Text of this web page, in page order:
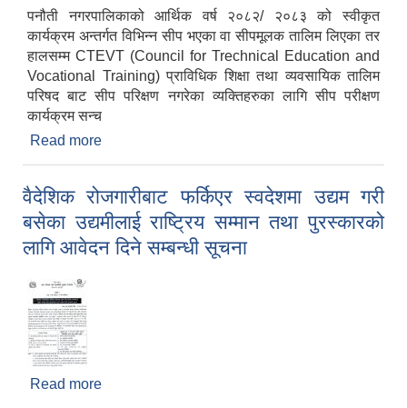
पनौती नगरपालिकाको आर्थिक वर्ष २०८२/ २०८३ को स्वीकृत
कार्यक्रम अन्तर्गत विभिन्न सीप भएका वा सीपमूलक तालिम लिएका तर
हालसम्म CTEVT (Council for Trechnical Education and
Vocational Training) प्राविधिक शिक्षा तथा व्यवसायिक तालिम
परिषद बाट सीप परिक्षण नगरेका व्यक्तिहरुका लागि सीप परीक्षण
कार्यक्रम सन्च
Read more
शिक्षा तथा व्यवसायिक तालिम परिषद बाट सीप परिक्षण
नगरेका व्यक्तिहरुका लागि सीप परीक्षण कार्यक्रम सन्चालन
गर्ने बारे सूचना
वैदेशिक रोजगारीबाट फर्किएर स्वदेशमा उद्यम गरी
बसेका उद्यमीलाई राष्ट्रिय सम्मान तथा पुरस्कारको
लागि आवेदन दिने सम्बन्धी सूचना
Read more